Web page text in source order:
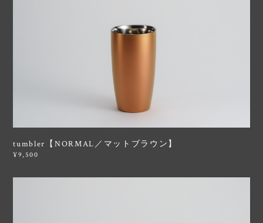
tumbler【NORMAL／マットブラウン】
¥9,500